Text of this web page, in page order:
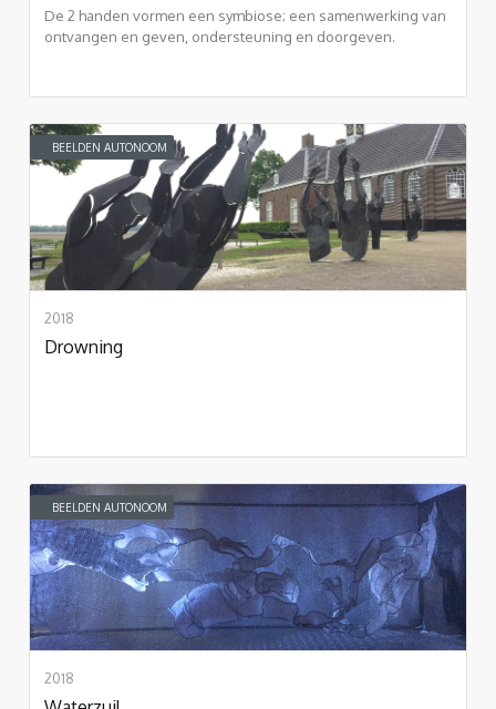
De 2 handen vormen een symbiose; een samenwerking van
ontvangen en geven, ondersteuning en doorgeven.
BEELDEN AUTONOOM
2018
Drowning
BEELDEN AUTONOOM
2018